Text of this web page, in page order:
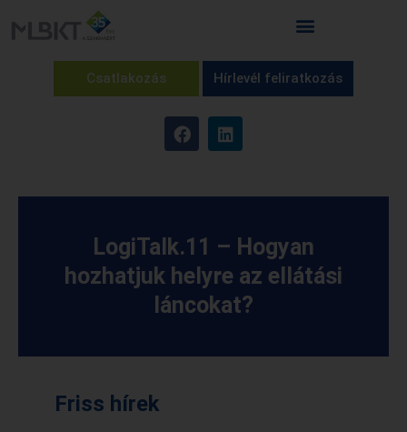
Csatlakozás Hírlevél feliratkozás
LogiTalk.11 – Hogyan
hozhatjuk helyre az ellátási
láncokat?
Friss hírek